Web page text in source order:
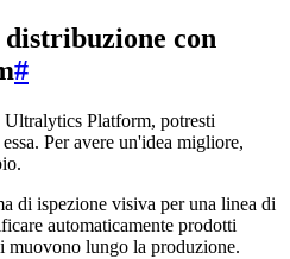
con
#
Platform, potresti
Per avere un'idea migliore,
di ispezione visiva per una linea di
automaticamente prodotti
muovono lungo la produzione.